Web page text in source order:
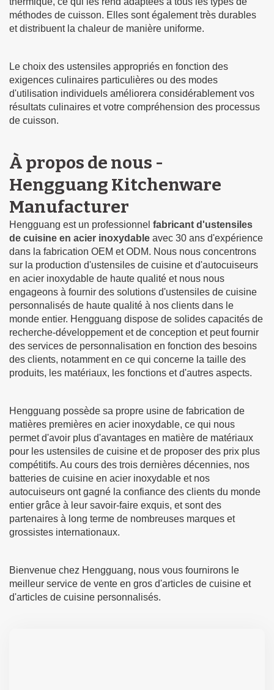
méthodes de cuisson. Elles sont également très durables
et distribuent la chaleur de manière uniforme.
Le choix des ustensiles appropriés en fonction des
exigences culinaires particulières ou des modes
d'utilisation individuels améliorera considérablement vos
résultats culinaires et votre compréhension des processus
de cuisson.
À propos de nous -
Hengguang Kitchenware
Manufacturer
Hengguang est un professionnel fabricant d'ustensiles
de cuisine en acier inoxydable avec 30 ans d'expérience
dans la fabrication OEM et ODM. Nous nous concentrons
sur la production d'ustensiles de cuisine et d'autocuiseurs
en acier inoxydable de haute qualité et nous nous
engageons à fournir des solutions d'ustensiles de cuisine
personnalisés de haute qualité à nos clients dans le
monde entier. Hengguang dispose de solides capacités de
recherche-développement et de conception et peut fournir
des services de personnalisation en fonction des besoins
des clients, notamment en ce qui concerne la taille des
produits, les matériaux, les fonctions et d'autres aspects.
Hengguang possède sa propre usine de fabrication de
matières premières en acier inoxydable, ce qui nous
permet d'avoir plus d'avantages en matière de matériaux
pour les ustensiles de cuisine et de proposer des prix plus
compétitifs. Au cours des trois dernières décennies, nos
batteries de cuisine en acier inoxydable et nos
autocuiseurs ont gagné la confiance des clients du monde
entier grâce à leur savoir-faire exquis, et sont des
partenaires à long terme de nombreuses marques et
grossistes internationaux.
Bienvenue chez Hengguang, nous vous fournirons le
meilleur service de vente en gros d'articles de cuisine et
d'articles de cuisine personnalisés.